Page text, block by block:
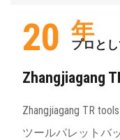
20 年
プロと
Zhangjiagang
Zhangjiagang TR
ツールパレットバ